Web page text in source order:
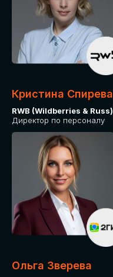
Кристина Спирева
RWB (Wildberries & Russ)
Директор по персоналу
Ольга Зверева